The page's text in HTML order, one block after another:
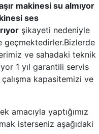
makinesi su almıyor
ses
şikayeti nedeniyle
geçmektedirler.Bizlerde
ve sahadaki teknik
1 yıl garantili servis
kapasitemizi ve
amacıyla yaptığımız
isterseniz aşağıdaki